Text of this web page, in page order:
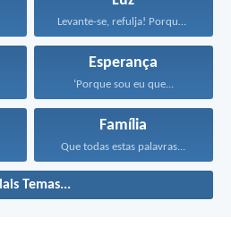
Levante-se, refulja! Porque chegou...
Esperança
‘Porque sou eu que...
Família
Que todas estas palavras...
Temas...